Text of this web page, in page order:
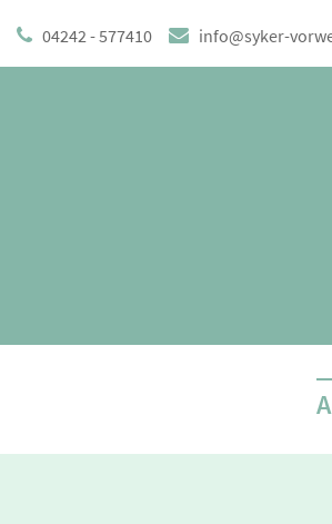
04242 - 577410 info@syker-